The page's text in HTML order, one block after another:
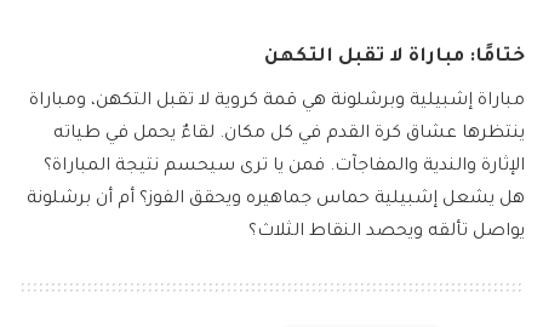
ختامًا: مباراة لا تقبل التكهن
مباراة إشبيلية وبرشلونة هي قمة كروية لا تقبل التكهن، ومباراة
ينتظرها عشاق كرة القدم في كل مكان. لقاءٌ يحمل في طياته
الإثارة والندية والمفاجآت. فمن يا ترى سيحسم نتيجة المباراة؟
هل يشعل إشبيلية حماس جماهيره ويحقق الفوز؟ أم أن برشلونة
يواصل تألقه ويحصد النقاط الثلاث؟